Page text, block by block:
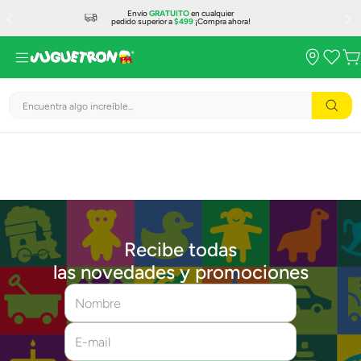
EnvíoGRATUITOen cualquier
pedido superior a$499¡Compra ahora!
Encuentra algo increíble...
Recibe todas
las novedades y promociones